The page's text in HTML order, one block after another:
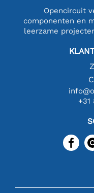
Opencircuit
componenten en
leerzame
+31